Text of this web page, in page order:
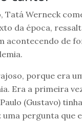
Tatá Werneck
da época,
acontecendo de
porque era
Era a primeira
(Gustavo)
pergunta que